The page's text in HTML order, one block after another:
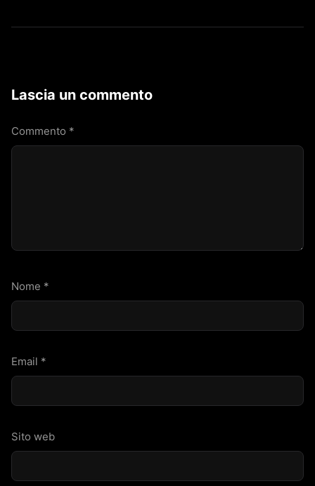
Lascia un commento
Commento *
Nome *
Email *
Sito web